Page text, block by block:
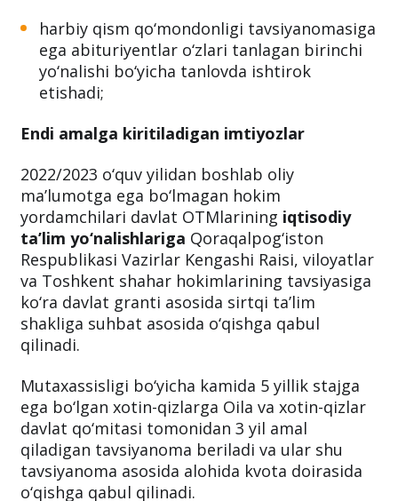
harbiy qism qo‘mondonligi tavsiyanomasiga
ega abituriyentlar o‘zlari tanlagan birinchi
yo‘nalishi bo‘yicha tanlovda ishtirok
etishadi;
Endi amalga kiritiladigan imtiyozlar
2022/2023 o‘quv yilidan boshlab oliy
ma’lumotga ega bo‘lmagan hokim
yordamchilari davlat OTMlarining iqtisodiy
ta’lim yo‘nalishlariga Qoraqalpog‘iston
Respublikasi Vazirlar Kengashi Raisi, viloyatlar
va Toshkent shahar hokimlarining tavsiyasiga
ko‘ra davlat granti asosida sirtqi ta’lim
shakliga suhbat asosida o‘qishga qabul
qilinadi.
Mutaxassisligi bo‘yicha kamida 5 yillik stajga
ega bo‘lgan xotin-qizlarga Oila va xotin-qizlar
davlat qo‘mitasi tomonidan 3 yil amal
qiladigan tavsiyanoma beriladi va ular shu
tavsiyanoma asosida alohida kvota doirasida
o‘qishga qabul qilinadi.